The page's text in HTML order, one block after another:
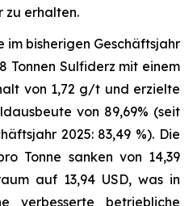
zu erhalten.
im bisherigen Geschäftsjahr
Tonnen Sulfiderz mit einem
von 1,72 g/t und erzielte
von 89,69% (seit
2025: 83,49 %). Die
Tonne sanken von 14,39
auf 13,94 USD, was in
verbesserte betriebliche